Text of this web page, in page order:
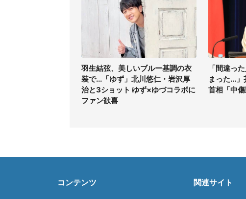
羽生結弦、美しいブルー基調の衣
装で...「ゆず」北川悠仁・岩沢厚
治と3ショット ゆず×ゆづコラボに
ファン歓喜
「間違っ
まった...
首相「中
コンテンツ 関連サイト